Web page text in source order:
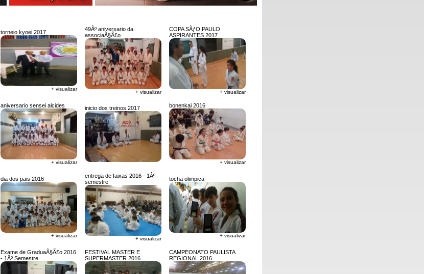
torneio kyoei 2017
+ visualizar
49Âº aniversario da
associaÃ§Ã£o
+ visualizar
COPA SÃƒO PAULO
ASPIRANTES 2017
+ visualizar
aniversario sensei alcides
+ visualizar
inicio dos treinos 2017 bonenkai 2016
+ visualizar
dia dos pais 2016
+ visualizar
entrega de faixas 2016 - 1Âº
semestre
+ visualizar
tocha olimpica
+ visualizar
Exame de GraduaÃ§Ã£o 2016
- 1Âº Semestre
FESTIVAL MASTER E
SUPERMASTER 2016
CAMPEONATO PAULISTA
REGIONAL 2016